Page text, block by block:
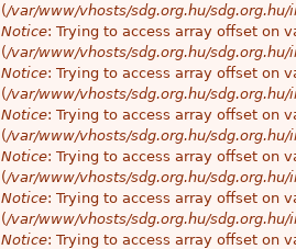
(/var/www/vhosts/sdg.org.hu/
Notice: Trying to access array offset on
(/var/www/vhosts/sdg.org.hu/
Notice: Trying to access array offset on
(/var/www/vhosts/sdg.org.hu/
Notice: Trying to access array offset on
(/var/www/vhosts/sdg.org.hu/
Notice: Trying to access array offset on
(/var/www/vhosts/sdg.org.hu/
Notice: Trying to access array offset on
(/var/www/vhosts/sdg.org.hu/
Notice: Trying to access array offset on